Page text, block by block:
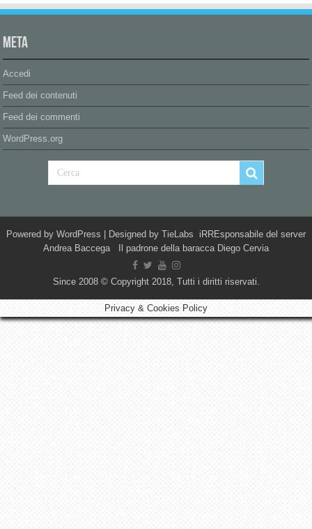
Meta
Accedi
Feed dei contenuti
Feed dei commenti
WordPress.org
Powered by WordPress | Designed by TieLabs iRREsponsabile del server
Andrea Baccega Il padrone della baracca Diego Cervia
Since 2008 © Copyright 2018, Tutti i diritti riservati.
Privacy & Cookies Policy